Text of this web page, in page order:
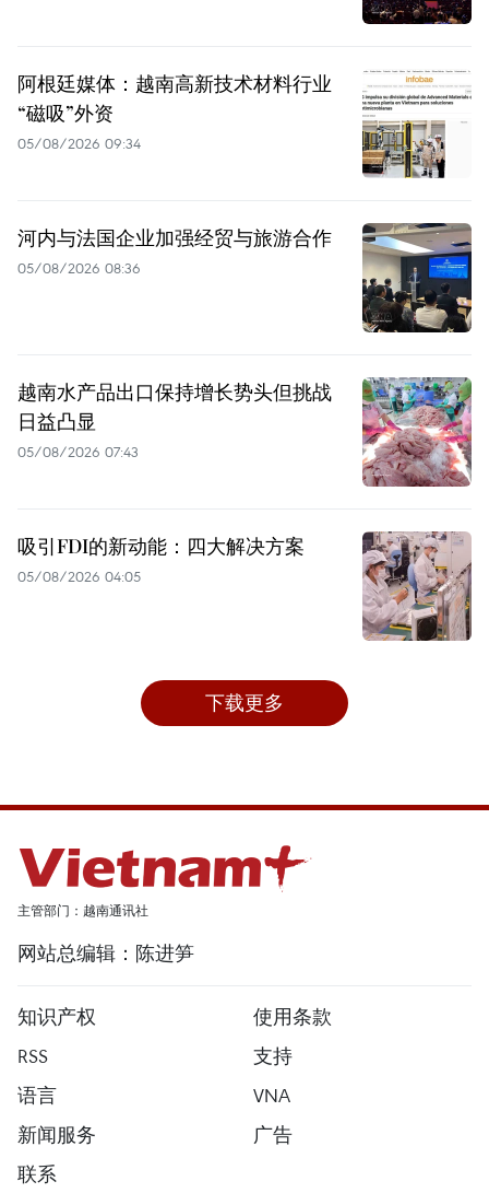
阿根廷媒体：越南高新技术材料行业
“磁吸”外资
05/08/2026 09:34
河内与法国企业加强经贸与旅游合作
05/08/2026 08:36
越南水产品出口保持增长势头但挑战
日益凸显
05/08/2026 07:43
吸引FDI的新动能：四大解决方案
05/08/2026 04:05
下载更多
主管部门：越南通讯社
网站总编辑：陈进笋
知识产权
使用条款
RSS
支持
语言
VNA
新闻服务
广告
联系